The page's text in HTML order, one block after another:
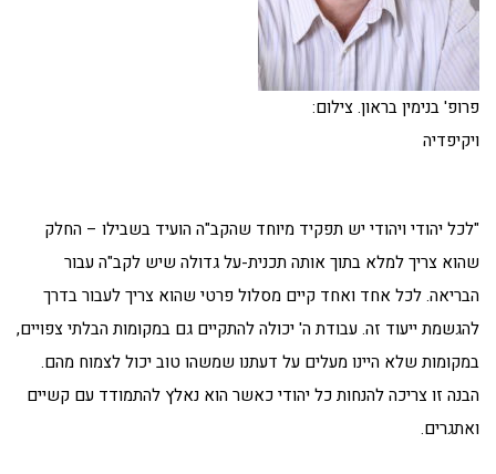
פרופ' בנימין בראון. צילום:
ויקיפדיה
"לכל יהודי ויהודי יש תפקיד מיוחד שהקב"ה הועיד בשבילו – החלק
שהוא צריך למלא בתוך אותה תכנית-על גדולה שיש לקב"ה עבור
הבריאה. לכל אחד ואחד קיים מסלול פרטי שהוא צריך לעבור בדרך
להגשמת ייעוד זה. עבודת ה' יכולה להתקיים גם במקומות הבלתי צפויים,
במקומות שלא היינו מעלים על דעתנו שמשהו טוב יכול לצמוח מהם.
הבנה זו צריכה להנחות כל יהודי כאשר הוא נאלץ להתמודד עם קשיים
ואתגרים.